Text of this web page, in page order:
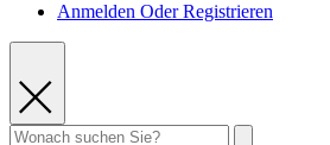
Anmelden Oder Registrieren